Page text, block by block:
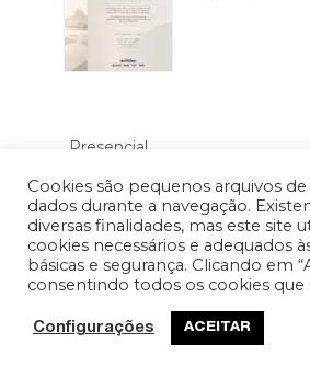
Presencial
JANTAR ÀS
CEGAS -
VILLA
Cookies são pequenos arquivos
dados durante a navegação.
diversas finalidades, mas este site
cookies necessários e adequados
básicas e segurança. Clicando em
consentindo todos os cookies que
Configurações ACEITAR